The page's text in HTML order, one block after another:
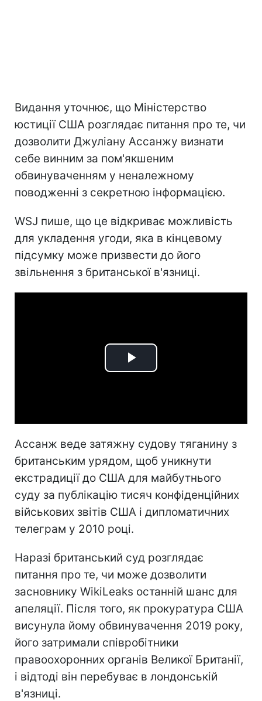
Видання уточнює, що Міністерство
юстиції США розглядає питання про те, чи
дозволити Джуліану Ассанжу визнати
себе винним за пом'якшеним
обвинуваченням у неналежному
поводженні з секретною інформацією.
WSJ пише, що це відкриває можливість
для укладення угоди, яка в кінцевому
підсумку може призвести до його
звільнення з британської в'язниці.
Play
Ассанж веде затяжну судову тяганину з
британським урядом, щоб уникнути
екстрадиції до США для майбутнього
суду за публікацію тисяч конфіденційних
військових звітів США і дипломатичних
телеграм у 2010 році.
Наразі британський суд розглядає
питання про те, чи може дозволити
засновнику WikiLeaks останній шанс для
апеляції. Після того, як прокуратура США
висунула йому обвинувачення 2019 року,
його затримали співробітники
правоохоронних органів Великої Британії,
і відтоді він перебуває в лондонській
в'язниці.